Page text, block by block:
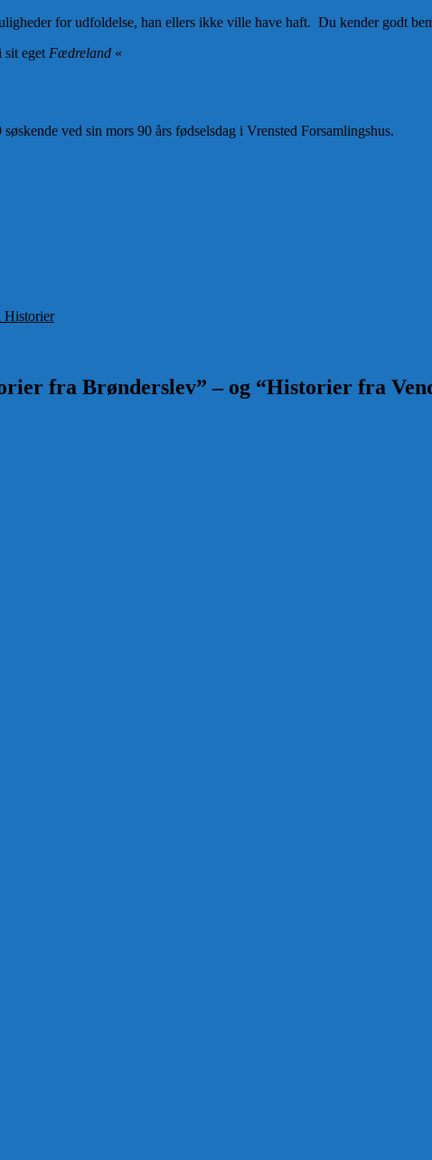
for udfoldelse, han ellers ikke ville have haft. Du kender godt
eget Fædreland «
ved sin mors 90 års fødselsdag i Vrensted Forsamlingshus.
Historier
fra Brønderslev” – og “Historier fra